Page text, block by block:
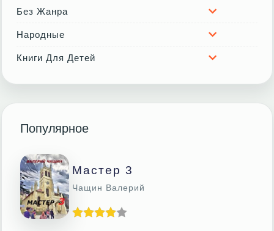
Без Жанра
Народные
Книги Для Детей
Популярное
Мастер 3
Чащин Валерий